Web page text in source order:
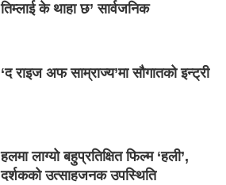
तिम्लाई के थाहा छ’ सार्वजनिक
‘द राइज अफ साम्राज्य’मा सौगातको इन्ट्री
हलमा लाग्यो बहुप्रतिक्षित फिल्म ‘हली’,
दर्शकको उत्साहजनक उपस्थिति